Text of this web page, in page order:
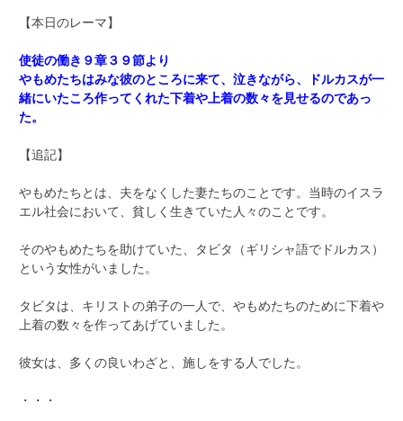
【本日のレーマ】
使徒の働き９章３９節より
やもめたちはみな彼のところに来て、泣きながら、ドルカスが一
緒にいたころ作ってくれた下着や上着の数々を見せるのであっ
た。
【追記】
やもめたちとは、夫をなくした妻たちのことです。当時のイスラ
エル社会において、貧しく生きていた人々のことです。
そのやもめたちを助けていた、タビタ（ギリシャ語でドルカス）
という女性がいました。
タビタは、キリストの弟子の一人で、やもめたちのために下着や
上着の数々を作ってあげていました。
彼女は、多くの良いわざと、施しをする人でした。
・・・